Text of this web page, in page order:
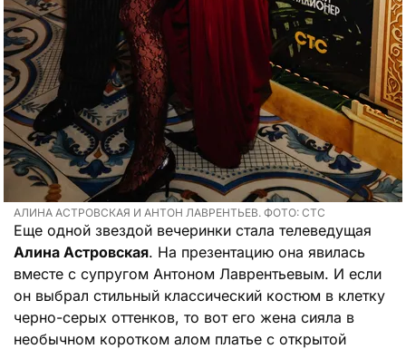
АЛИНА АСТРОВСКАЯ И АНТОН ЛАВРЕНТЬЕВ. ФОТО: СТС
Еще одной звездой вечеринки стала телеведущая
Алина Астровская. На презентацию она явилась
вместе с супругом Антоном Лаврентьевым. И если
он выбрал стильный классический костюм в клетку
черно-серых оттенков, то вот его жена сияла в
необычном коротком алом платье с открытой